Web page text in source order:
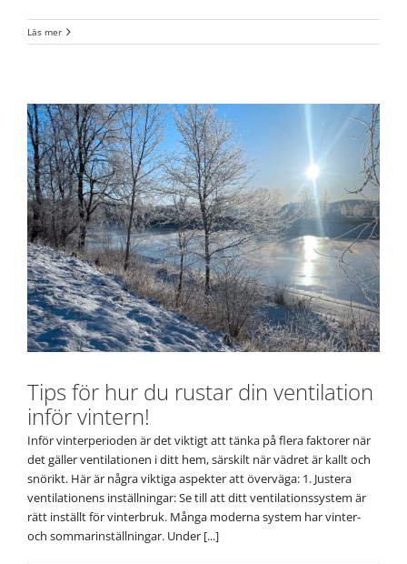
Läs mer
Tips för hur du rustar din ventilation
inför vintern!
Inför vinterperioden är det viktigt att tänka på flera faktorer när
det gäller ventilationen i ditt hem, särskilt när vädret är kallt och
snörikt. Här är några viktiga aspekter att överväga: 1. Justera
ventilationens inställningar: Se till att ditt ventilationssystem är
rätt inställt för vinterbruk. Många moderna system har vinter-
och sommarinställningar. Under [...]